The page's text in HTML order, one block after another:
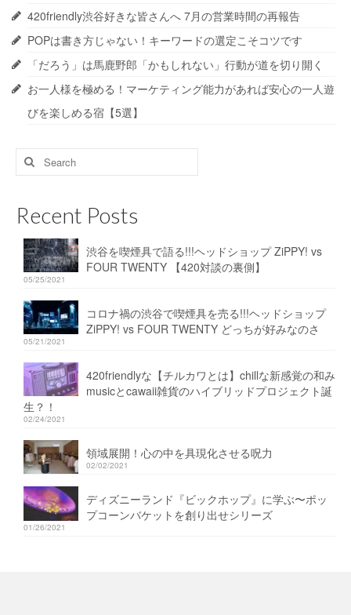
420friendly渋谷好きな皆さんへ 7月の営業時間の再報告
POPは書き方じゃない！キーワードの選定こそコツです
「だろう」は馬鹿野郎「かもしれない」行動が道を切り開く
お一人様を極める！マーケティング能力があれば安心の一人遊
びを楽しめる宿【5選】
Search
for:
Recent Posts
渋谷を喫煙具で語る!!!ヘッドショップ ZiPPY! vs
FOUR TWENTY 【420対談の裏側】
05/25/2021
コロナ禍の渋谷で喫煙具を売る!!!ヘッドショップ
ZiPPY! vs FOUR TWENTY どっちが好みなのさ
05/21/2021
420friendlyな【チルカワとは】chillな新感覚の和み
musicとcawaii雑貨のハイブリッドプロジェクト誕
生？！
02/24/2021
領域展開！心の中を具現化させる呪力
02/02/2021
ディズニーランド『ビックホップ』に学ぶ〜ポッ
プコーンバケットを創り出せシリーズ
01/26/2021